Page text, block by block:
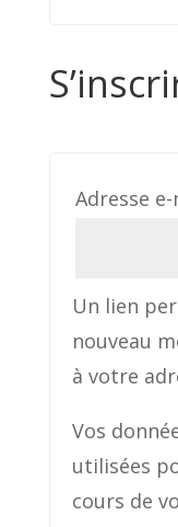
Adresse
Un lien
nouveau
à votre
Vos
utilisées
cours de